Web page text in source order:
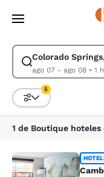
Pasar A Contenido
Colorado
ago 07 - ago 08•
Modificar la búsqueda
Ordenar y filtrar
5
Cambria